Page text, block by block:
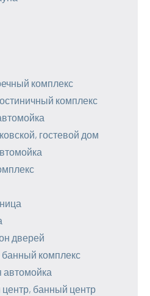
комплекс
комплекс
гостевой дом
дверей
комплекс
автомойка
банный центр